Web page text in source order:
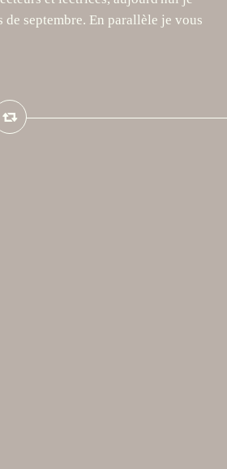
septembre. En parallèle je vous